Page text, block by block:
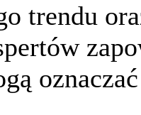
trendu